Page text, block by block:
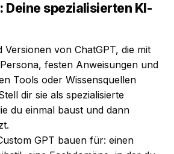
Deine spezialisierten KI-
Versionen von ChatGPT, die mit
festen Anweisungen und
Tools oder Wissensquellen
dir sie als spezialisierte
du einmal baust und dann
GPT bauen für: einen